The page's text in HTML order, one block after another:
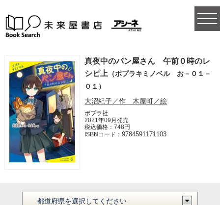
真夜中のパン屋さん 午前０時のレ
シピ上 （ポプラキミノベル お－０１－
０１）
大沼紀子／作 木屋町／絵
ポプラ社
2021年09月発売
税込価格：748円
ISBNコード：9784591171103